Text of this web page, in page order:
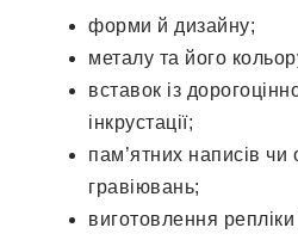
форми й дизайну;
металу та його
вставок із
інкрустації;
пам’ятних написів чи
гравіювань;
виготовлення